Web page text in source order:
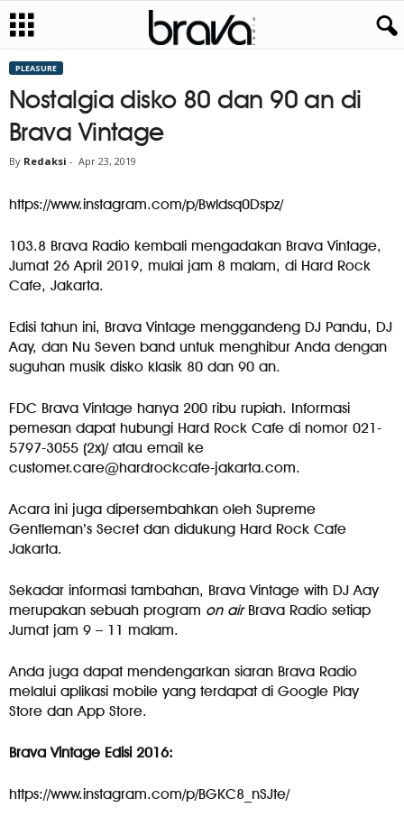
PLEASURE
Nostalgia disko 80 dan 90 an di
Brava Vintage
By Redaksi - Apr 23, 2019
https://www.instagram.com/p/Bwldsq0Dspz/
103.8 Brava Radio kembali mengadakan Brava Vintage,
Jumat 26 April 2019, mulai jam 8 malam, di Hard Rock
Cafe, Jakarta.
Edisi tahun ini, Brava Vintage menggandeng DJ Pandu, DJ
Aay, dan Nu Seven band untuk menghibur Anda dengan
suguhan musik disko klasik 80 dan 90 an.
FDC Brava Vintage hanya 200 ribu rupiah. Informasi
pemesan dapat hubungi Hard Rock Cafe di nomor 021-
5797-3055 (2x)/ atau email ke
customer.care@hardrockcafe-jakarta.com.
Acara ini juga dipersembahkan oleh Supreme
Gentleman’s Secret dan didukung Hard Rock Cafe
Jakarta.
Sekadar informasi tambahan, Brava Vintage with DJ Aay
merupakan sebuah program on airBrava Radio setiap
Jumat jam 9 – 11 malam.
Anda juga dapat mendengarkan siaran Brava Radio
melalui aplikasi mobile yang terdapat di Google Play
Store dan App Store.
Brava Vintage Edisi 2016:
https://www.instagram.com/p/BGKC8_nSJte/